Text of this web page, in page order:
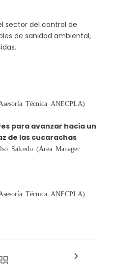
sector del control de
de sanidad ambiental,
Técnica ANECPLA)
para avanzar hacia un
de las cucarachas
Salcedo (Área Manager
Técnica ANECPLA)